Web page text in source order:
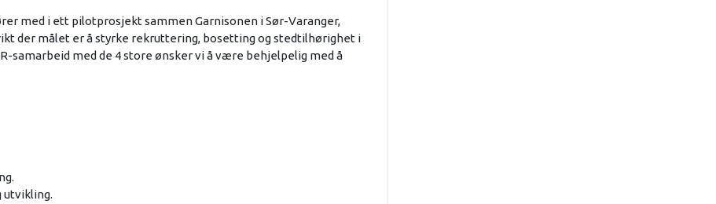
med i ett pilotprosjekt sammen Garnisonen i Sør-Varanger,
der målet er å styrke rekruttering, bosetting og stedtilhørighet i
samarbeid med de 4 store ønsker vi å være behjelpelig med å
utvikling.